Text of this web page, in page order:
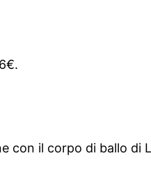
con il corpo di ballo di